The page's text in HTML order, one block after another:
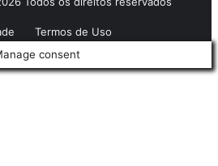
Termos de Uso
consent